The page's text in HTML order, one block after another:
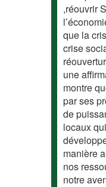
,réouvrir
que la
crise
une
montre
par ses
de
locaux
manière
nos
notre